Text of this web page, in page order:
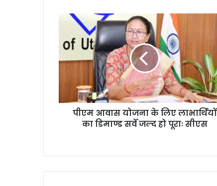
पीएम आवास योजना के लिए लाभार्थियों
का डिमाण्ड सर्वे जल्द हो पूराः सीएस